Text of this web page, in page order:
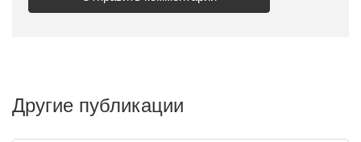
Другие публикации